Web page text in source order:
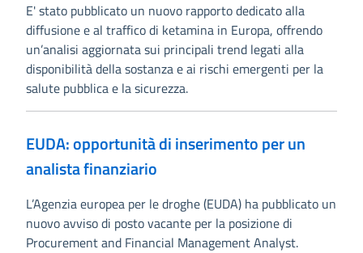
E' stato pubblicato un nuovo rapporto dedicato alla
diffusione e al traffico di ketamina in Europa, offrendo
un’analisi aggiornata sui principali trend legati alla
disponibilità della sostanza e ai rischi emergenti per la
salute pubblica e la sicurezza.
EUDA: opportunità di inserimento per un
analista finanziario
L’Agenzia europea per le droghe (EUDA) ha pubblicato un
nuovo avviso di posto vacante per la posizione di
Procurement and Financial Management Analyst.